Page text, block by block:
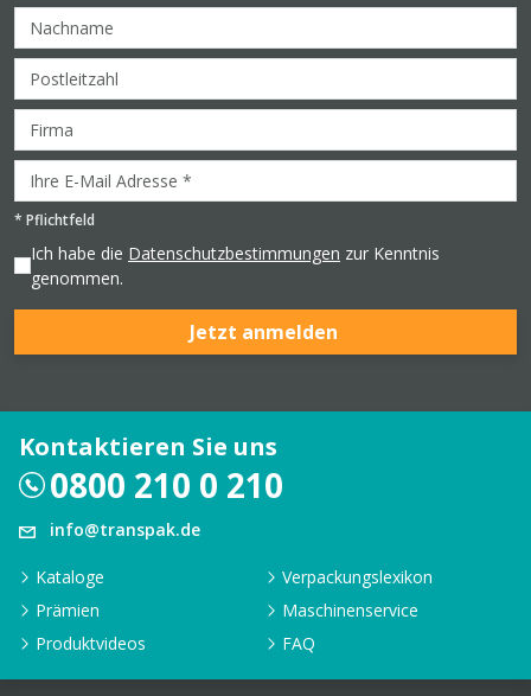
* Pflichtfeld
Ich habe die Datenschutzbestimmungen zur Kenntnis
genommen.
Jetzt anmelden
Kontaktieren Sie uns
0800 210 0 210
info@transpak.de
Kataloge
Verpackungslexikon
Prämien
Maschinenservice
Produktvideos
FAQ